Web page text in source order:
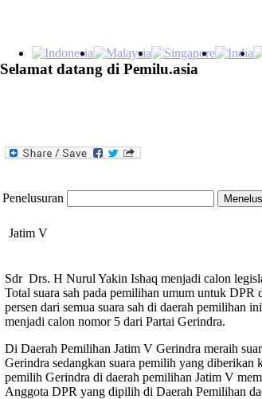
Selamat datang di Pemilu.asia
Penelusuran
Jatim V
Sdr Drs. H Nurul Yakin Ishaq menjadi calon
Total suara sah pada pemilihan umum untuk
persen dari semua suara sah di daerah pemilihan
menjadi calon nomor 5 dari Partai Gerindra.
Di Daerah Pemilihan Jatim V Gerindra meraih
Gerindra sedangkan suara pemilih yang diberikan
pemilih Gerindra di daerah pemilihan Jatim V
Anggota DPR yang dipilih di Daerah Pemilihan